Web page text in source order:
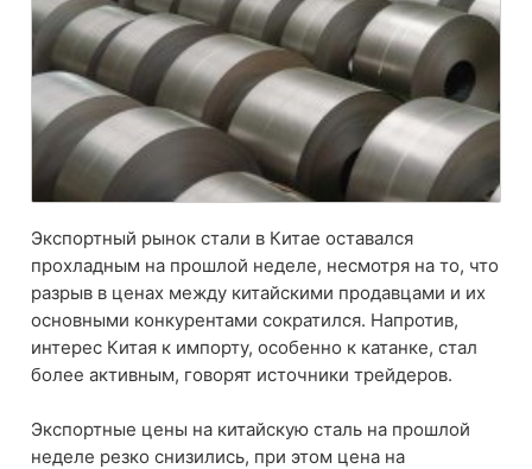
Экспортный рынок стали в Китае оставался
прохладным на прошлой неделе, несмотря на то, что
разрыв в ценах между китайскими продавцами и их
основными конкурентами сократился. Напротив,
интерес Китая к импорту, особенно к катанке, стал
более активным, говорят источники трейдеров.
Экспортные цены на китайскую сталь на прошлой
неделе резко снизились, при этом цена на